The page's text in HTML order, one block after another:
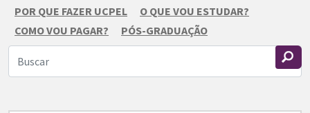
POR QUE FAZER UCPEL
O QUE VOU ESTUDAR?
COMO VOU PAGAR?
PÓS-GRADUAÇÃO